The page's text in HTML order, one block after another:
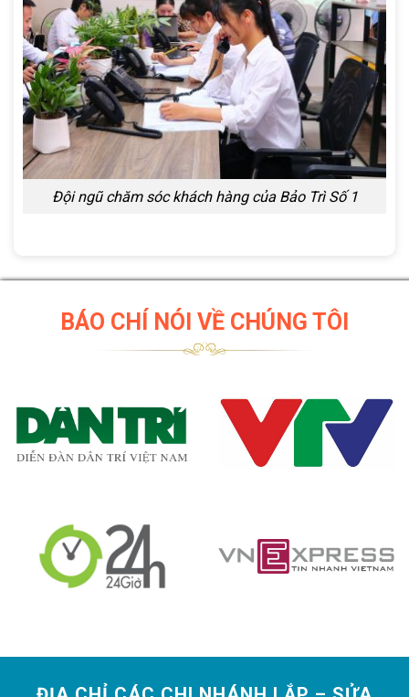
Đội ngũ chăm sóc khách hàng của Bảo Trì Số 1
BÁO CHÍ NÓI VỀ CHÚNG TÔI